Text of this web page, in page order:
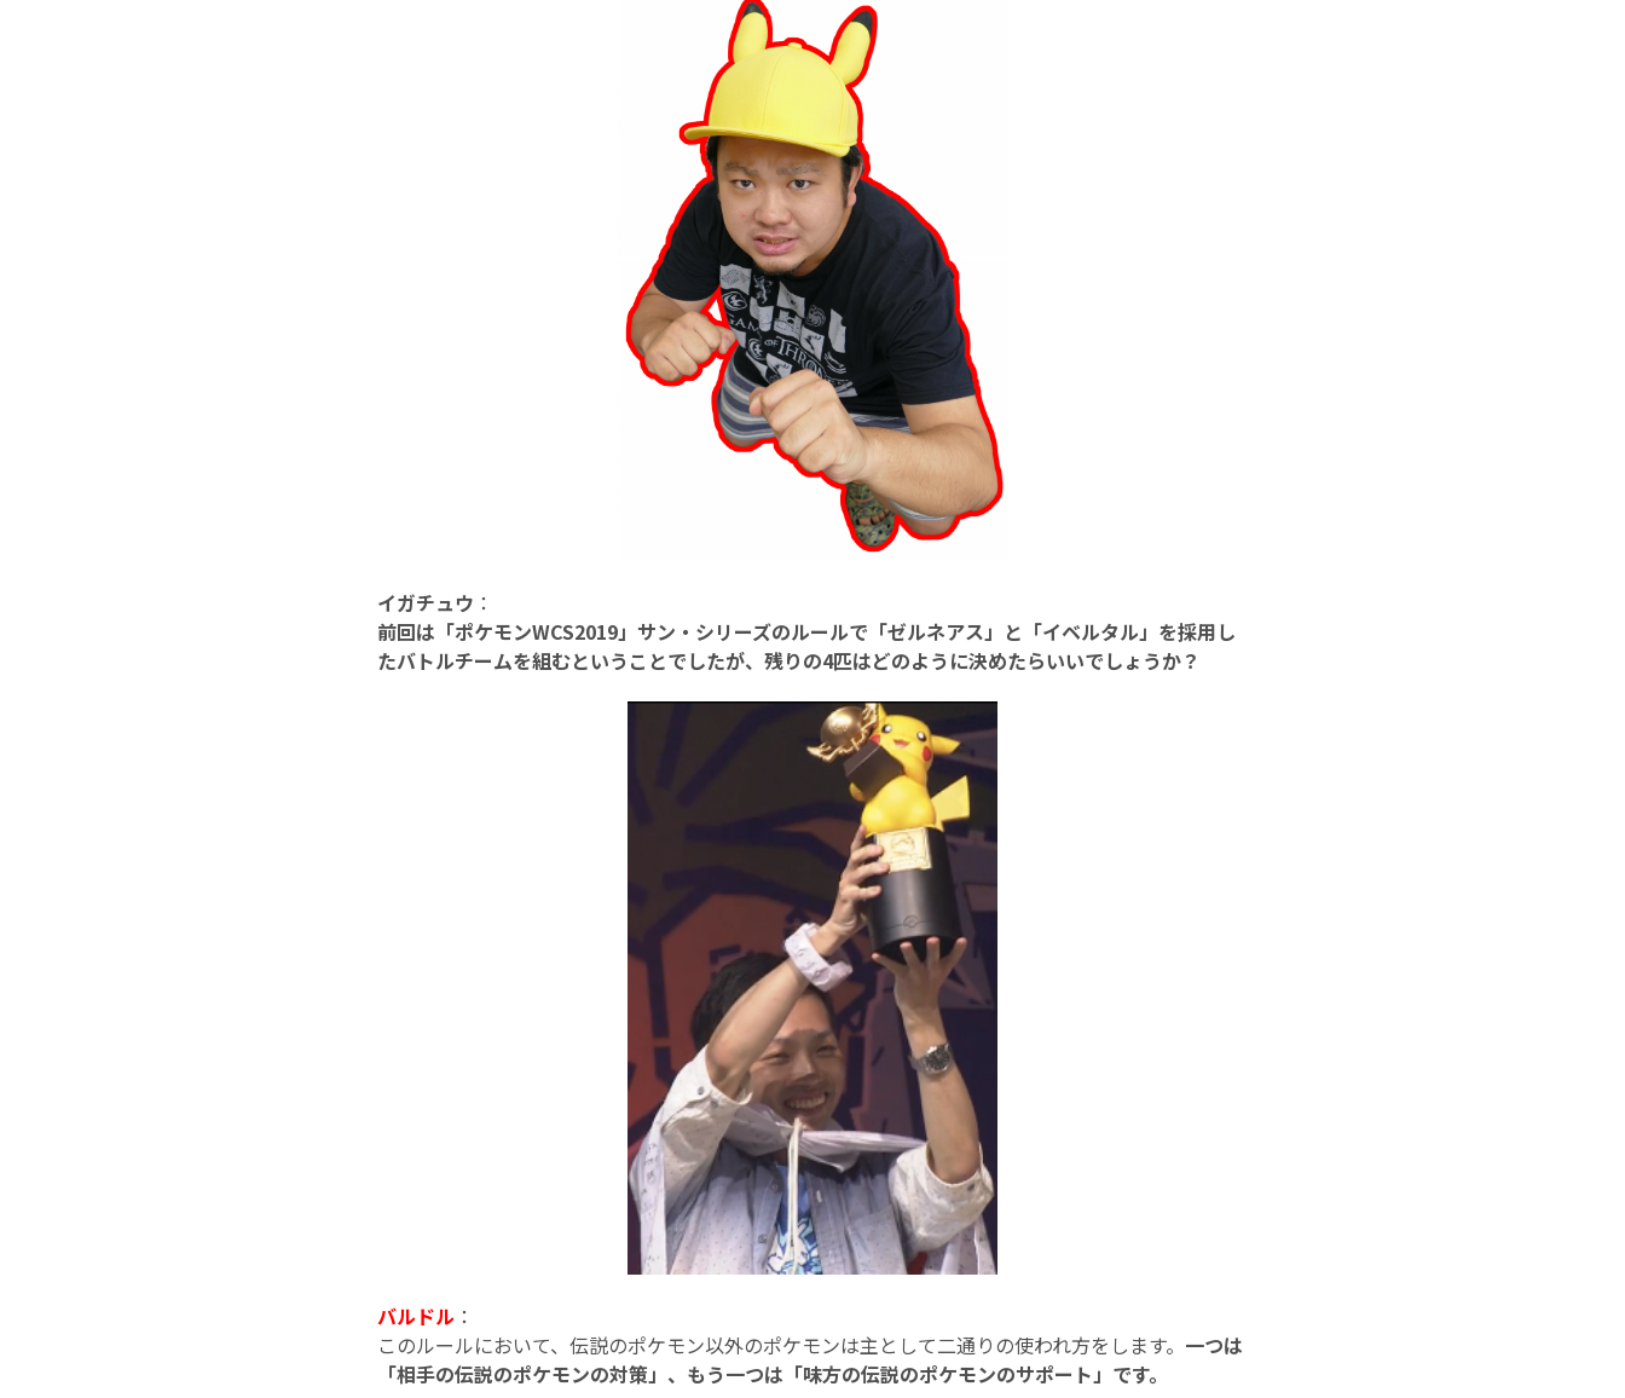
イガチュウ ：
前回は「ポケモンWCS2019」サン・シリーズのルールで「ゼルネアス」と「イベルタル」を採用し
たバトルチームを組むということでしたが、残りの4匹はどのように決めたらいいでしょうか？
バルドル ：
このルールにおいて、伝説のポケモン以外のポケモンは主として二通りの使われ方をします。 一つは
「相手の伝説のポケモンの対策」、もう一つは「味方の伝説のポケモンのサポート」です。